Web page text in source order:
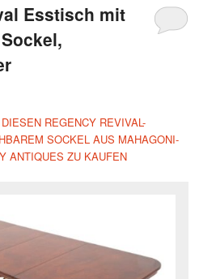
Esstisch mit
REGENCY REVIVAL-
SOCKEL AUS MAHAGONI-
ANTIQUES ZU KAUFEN